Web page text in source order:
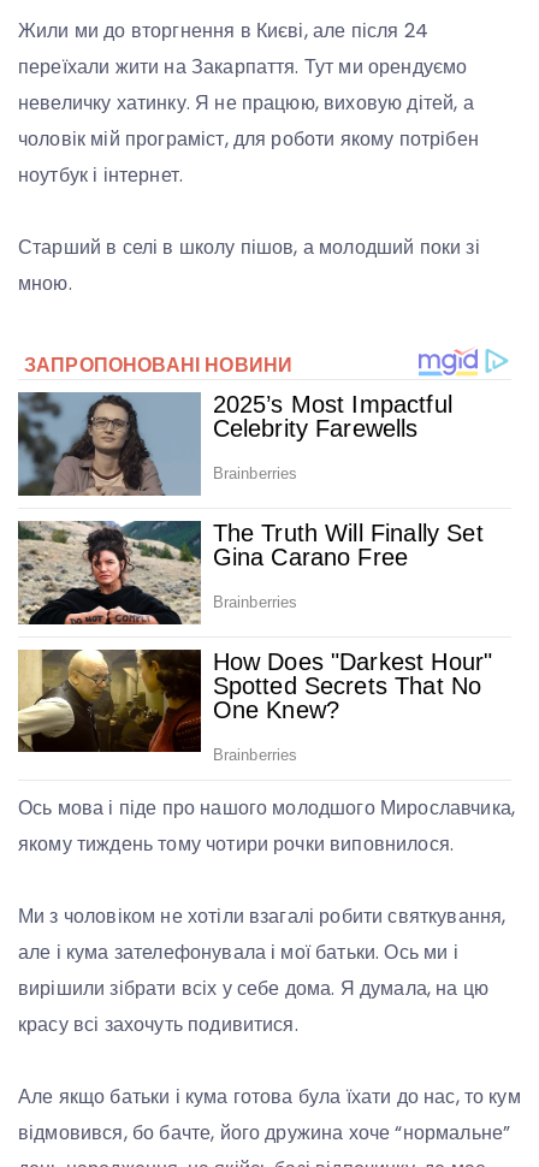
Жили ми до вторгнення в Києві, але після 24
переїхали жити на Закарпаття. Тут ми орендуємо
невеличку хатинку. Я не працюю, виховую дітей, а
чоловік мій програміст, для роботи якому потрібен
ноутбук і інтернет.
Старший в селі в школу пішов, а молодший поки зі
мною.
Ось мова і піде про нашого молодшого Мирославчика,
якому тиждень тому чотири рочки виповнилося.
Ми з чоловіком не хотіли взагалі робити святкування,
але і кума зателефонувала і мої батьки. Ось ми і
вирішили зібрати всіх у себе дома. Я думала, на цю
красу всі захочуть подивитися.
Але якщо батьки і кума готова була їхати до нас, то кум
відмовився, бо бачте, його дружина хоче “нормальне”